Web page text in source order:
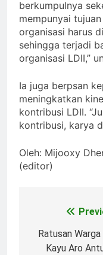
berkumpulnya
mempunyai
organisasi harus
sehingga terjadi
organisasi LDII,”
Ia juga berpsan
meningkatkan
kontribusi LDII.
kontribusi, karya
Oleh: Mijooxy
(editor)
navigation
Ratusan Warga
Kayu Aro